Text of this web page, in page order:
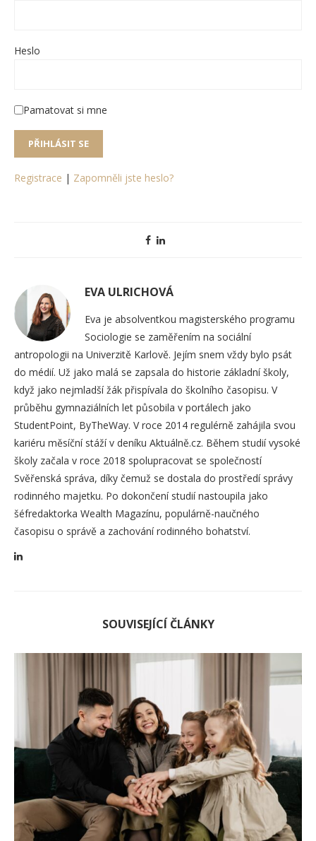
Heslo
Pamatovat si mne
Registrace | Zapomněli jste heslo?
EVA ULRICHOVÁ
Eva je absolventkou magisterského programu
Sociologie se zaměřením na sociální
antropologii na Univerzitě Karlově. Jejím snem vždy bylo psát
do médií. Už jako malá se zapsala do historie základní školy,
když jako nejmladší žák přispívala do školního časopisu. V
průběhu gymnaziálních let působila v portálech jako
StudentPoint, ByTheWay. V roce 2014 regulérně zahájila svou
kariéru měsíční stáží v deníku Aktuálně.cz. Během studií vysoké
školy začala v roce 2018 spolupracovat se společností
Svěřenská správa, díky čemuž se dostala do prostředí správy
rodinného majetku. Po dokončení studií nastoupila jako
šéfredaktorka Wealth Magazínu, populárně-naučného
časopisu o správě a zachování rodinného bohatství.
SOUVISEJÍCÍ ČLÁNKY